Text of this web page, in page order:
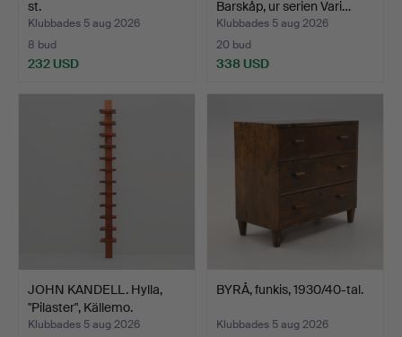
st.
Klubbades 5 aug 2026
8 bud
232 USD
Barskåp, ur serien Vari…
Klubbades 5 aug 2026
20 bud
338 USD
JOHN KANDELL. Hylla,
"Pilaster", Källemo.
Klubbades 5 aug 2026
BYRÅ, funkis, 1930/40-tal.
Klubbades 5 aug 2026